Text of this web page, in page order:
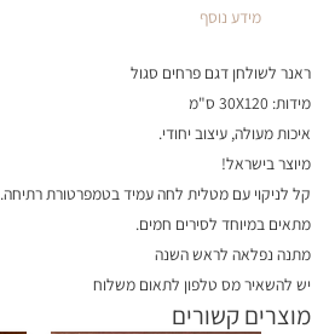
מידע נוסף
ראנר לשולחן דגם פרחים סגול
מידות: 30X120 ס"מ
איכות מעולה, עיצוב יחודי.
מיוצר בישראל!
קל לניקוי עם מטלית לחה עמיד בטמפרטורת רתיחה.
מתאים במיוחד לסירים חמים.
מתנה נפלאה לראש השנה
יש להשאיר מס טלפון לתאום משלוח
מוצרים קשורים